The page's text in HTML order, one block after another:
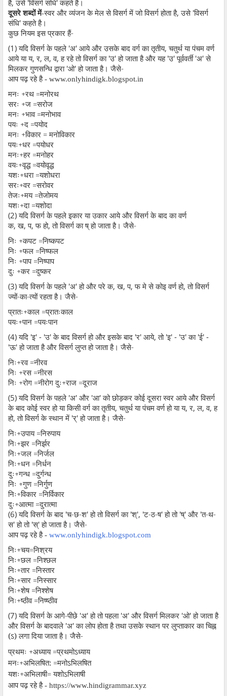
है,उसे 'विसर्ग संधि'कहते है।
दूसरे शब्दों में-स्वर और व्यंजन के मेल से विसर्ग में जो विसर्ग होता है,उसे 'विसर्ग
संधि'कहते है।
कुछ नियम इस प्रकार हैं-
(1)यदि विसर्ग के पहले 'अ' आये और उसके बाद वर्ग का तृतीय,चतुर्थ या पंचम वर्ण
आये या य,र,ल,व,ह रहे तो विसर्ग का 'उ'हो जाता है और यह 'उ'पूर्ववर्ती 'अ'से
मिलकर गुणसन्धि द्वारा 'ओ'हो जाता है। जैसे-
आप पढ़ रहे है - www.onlyhindigk.blogspot.in
मनः +रथ =मनोरथ
सरः +ज =सरोज
मनः +भाव =मनोभाव
पयः +द =पयोद
मनः +विकार = मनोविकार
पयः+धर =पयोधर
मनः+हर =मनोहर
वयः+वृद्ध =वयोवृद्ध
यशः+धरा =यशोधरा
सरः+वर =सरोवर
तेजः+मय =तेजोमय
यशः+दा =यशोदा
(2)यदि विसर्ग के पहले इकार या उकार आये और विसर्ग के बाद का वर्ण
क,ख,प,फ हो,तो विसर्ग का ष् हो जाता है। जैसे-
निः +कपट =निष्कपट
निः +फल =निष्फल
निः +पाप =निष्पाप
दुः +कर =दुष्कर
(3)यदि विसर्ग के पहले 'अ'हो और परे क,ख,प,फ मे से कोइ वर्ण हो,तो विसर्ग
ज्यों-का-त्यों रहता है। जैसे-
प्रातः+काल =प्रातःकाल
पयः+पान =पयःपान
(4)यदि 'इ' - 'उ'के बाद विसर्ग हो और इसके बाद 'र' आये,तो 'इ' - 'उ'का 'ई' -
'ऊ'हो जाता है और विसर्ग लुप्त हो जाता है। जैसे-
निः+रव =नीरव
निः +रस =नीरस
निः +रोग =नीरोग दुः+राज =दूराज
(5)यदि विसर्ग के पहले 'अ' और 'आ'को छोड़कर कोई दूसरा स्वर आये और विसर्ग
के बाद कोई स्वर हो या किसी वर्ग का तृतीय,चतुर्थ या पंचम वर्ण हो या य,र,ल,व,ह
हो,तो विसर्ग के स्थान में 'र्'हो जाता है। जैसे-
निः+उपाय =निरुपाय
निः+झर =निर्झर
निः+जल =निर्जल
निः+धन =निर्धन
दुः+गन्ध =दुर्गन्ध
निः +गुण =निर्गुण
निः+विकार =निर्विकार
दुः+आत्मा =दुरात्मा
(6)यदि विसर्ग के बाद 'च-छ-श'हो तो विसर्ग का 'श्', 'ट-ठ-ष'हो तो 'ष्' और 'त-थ-
स'हो तो 'स्'हो जाता है। जैसे-
आप पढ़ रहे है - www.onlyhindigk.blogspot.com
निः+चय=निश्रय
निः+छल =निश्छल
निः+तार =निस्तार
निः+सार =निस्सार
निः+शेष =निश्शेष
निः+ष्ठीव =निष्ष्ठीव
(7)यदि विसर्ग के आगे-पीछे 'अ'हो तो पहला 'अ' और विसर्ग मिलकर 'ओ'हो जाता है
और विसर्ग के बादवाले 'अ'का लोप होता है तथा उसके स्थान पर लुप्ताकार का चिह्न
(ऽ) लगा दिया जाता है। जैसे-
प्रथमः +अध्याय =प्रथमोऽध्याय
मनः+अभिलषित: =मनोऽभिलषित
यशः+अभिलाषी= यशोऽभिलाषी
आप पढ़ रहे है - https://www.hindigrammar.xyz